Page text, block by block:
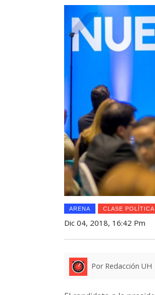
ARENA CLASE POLÍTICA
Dic 04, 2018, 16:42 Pm
Por Redacción UH